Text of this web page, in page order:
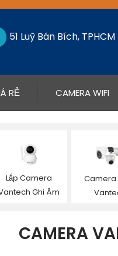
51 Luỹ Bán Bích, TPHCM
RẺ CAMERA WIFI
Lắp Camera
Ghi Âm
Camera
CAMERA